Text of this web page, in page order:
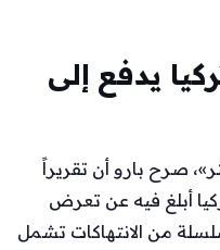
يدفع إلى
صرح بارو أن تقريراً
أبلغ فيه عن تعرض
من الانتهاكات تشمل